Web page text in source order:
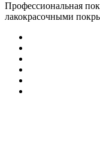
Профессиональная
лакокрасочными